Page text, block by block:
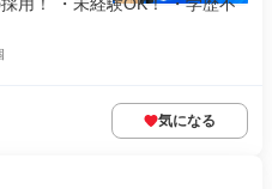
気になる